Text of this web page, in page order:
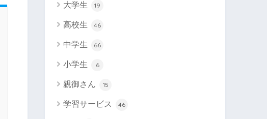
大学生 19
高校生 46
中学生 66
小学生 6
親御さん 15
学習サービス 46